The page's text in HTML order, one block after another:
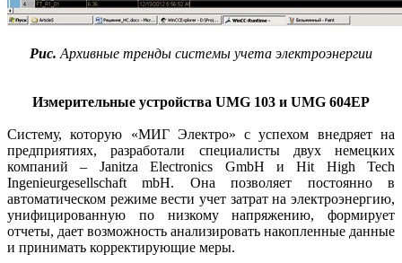
Рис. Архивные тренды системы учета электроэнергии
Измерительные устройства UMG 103 и UMG 604EP
Систему, которую «МИГ Электро» с успехом внедряет на
предприятиях, разработали специалисты двух немецких
компаний – Janitza Electronics GmbH и Hit High Tech
Ingenieurgesellschaft mbH. Она позволяет постоянно в
автоматическом режиме вести учет затрат на электроэнергию,
унифицированную по низкому напряжению, формирует
отчеты, дает возможность анализировать накопленные данные
и принимать корректирующие меры.